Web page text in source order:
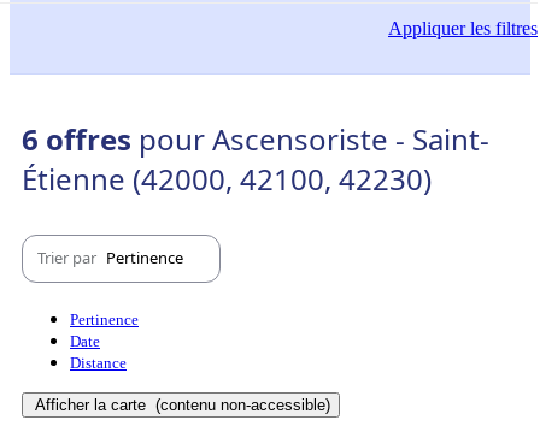
Appliquerles filtres
6 offres pour Ascensoriste - Saint-
Étienne (42000, 42100, 42230)
Trier par Pertinence
Pertinence
Date
Distance
Afficher la carte (contenu non-accessible)